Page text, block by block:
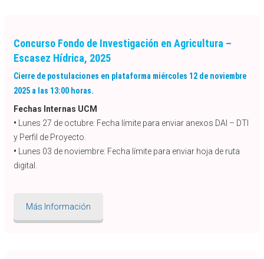
Concurso Fondo de Investigación en Agricultura –
Escasez Hídrica, 2025
Cierre de postulaciones en plataforma miércoles 12 de noviembre
2025 a las 13:00 horas.
Fechas Internas UCM
• Lunes 27 de octubre: Fecha límite para enviar anexos DAI – DTI
y Perfil de Proyecto.
• Lunes 03 de noviembre: Fecha límite para enviar hoja de ruta
digital.
Más Información